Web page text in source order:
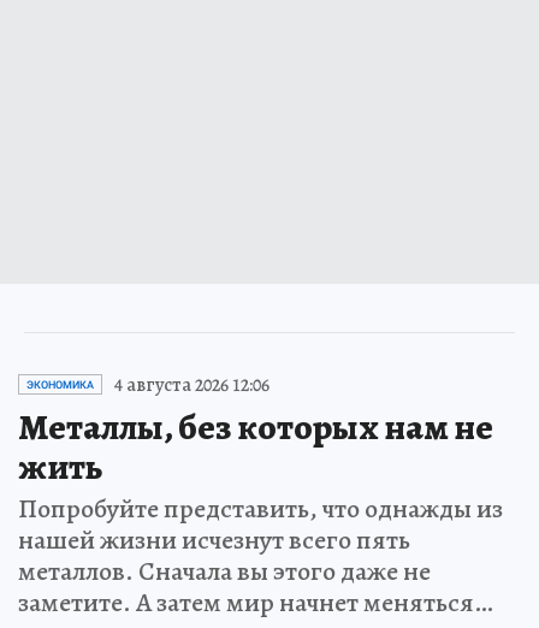
ЭКОНОМИКА 4 августа 2026 12:06
Металлы, без которых нам не
жить
Попробуйте представить, что однажды из
нашей жизни исчезнут всего пять
металлов. Сначала вы этого даже не
заметите. А затем мир начнет меняться…